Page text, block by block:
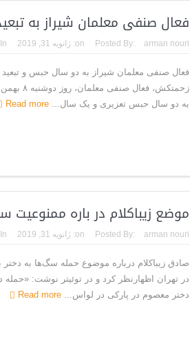
فعال صنفی معلمان شیراز به
Posted By: arman nouri
on: ژانویه 31, 2019 In:
فعال صنفی معلمان شیراز به دو سال حبس و
زحمتکش،
به دو سال حبس تعزیری و یک سال... Read more
موضع زیباکلام در باره ممنوعیت
Posted By: arman nouri
on: ژانویه 31, 2019 In:
صادق زیباکلام درباره موضوع حمله سگ‌ها به
در تهران اظهارنظر کرد و در توئیتر نوشت:
دختر معصوم در پارکی در لواس... Read more